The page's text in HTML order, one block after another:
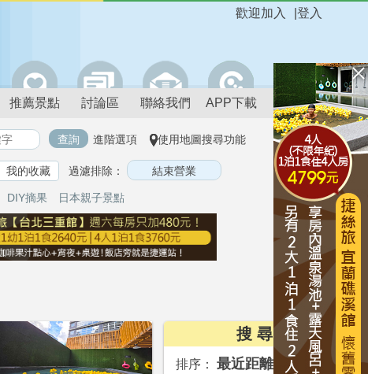
登入
歡迎加入
推薦景點 討論區 聯絡我們 APP下載
進階選項 使用地圖搜尋功能
我的收藏 過濾排除：
DIY摘果 日本親子景點
搜 尋
排序： 最近距離